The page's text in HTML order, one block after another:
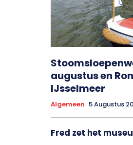
augustus en
IJsselmeer
Algemeen 5 Augustus
Fred zet het